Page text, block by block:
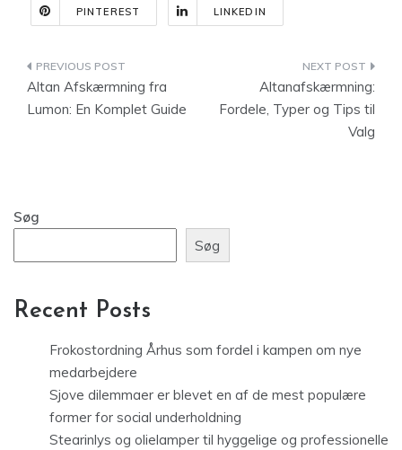
PINTEREST LINKEDIN
Indlægsnavigation
Altan Afskærmning fra
Lumon: En Komplet Guide
Altanafskærmning:
Fordele, Typer og Tips til
Valg
Søg
Søg
Recent Posts
Frokostordning Århus som fordel i kampen om nye
medarbejdere
Sjove dilemmaer er blevet en af de mest populære
former for social underholdning
Stearinlys og olielamper til hyggelige og professionelle